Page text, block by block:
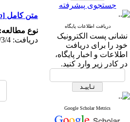
جستجوی پیشرفته
دریافت اطلاعات پایگاه
نشانی پست الکترونیک
خود را برای دریافت
اطلاعات و اخبار پایگاه،
در کادر زیر وارد کنید.
Google Scholar Metrics
متن کامل [PDF 202 kb]
نوع مطالعه:
دریافت: 1396/3/4 | پذیرش: 1396/8/19 | انتشار: 1397/2/30